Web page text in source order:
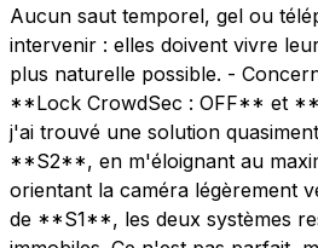
Aucun saut temporel, gel ou
intervenir : elles doivent vivre
plus naturelle possible. -
**Lock CrowdSec : OFF** et
j'ai trouvé une solution
**S2**, en m'éloignant au
orientant la caméra légèrement
de **S1**, les deux systèmes